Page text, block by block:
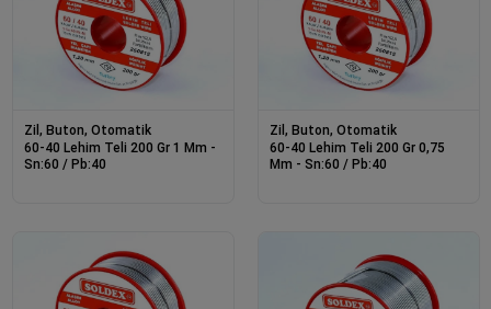
Zil, Buton, Otomatik
60-40 Lehim Teli 200 Gr 1 Mm -
Sn:60 / Pb:40
Zil, Buton, Otomatik
60-40 Lehim Teli 200 Gr 0,75
Mm - Sn:60 / Pb:40